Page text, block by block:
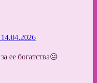
ее богатства😐